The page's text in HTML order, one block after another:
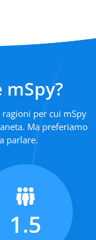
mSpy?
per cui mSpy
Ma preferiamo
parlare.
1.5